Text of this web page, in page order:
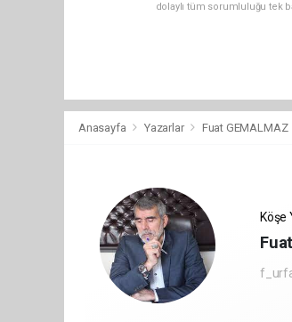
dolaylı tüm sorumluluğu tek
Anasayfa Yazarlar Fuat GEMALMAZ
Köşe